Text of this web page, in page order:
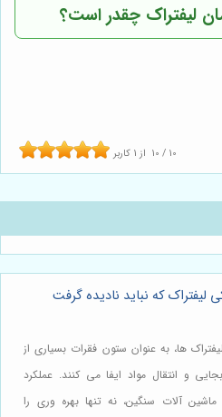
لیفتراک چقدر است؟
10 / 10 از 1 کاربر
لیفتراک که نباید نادیده گرفت
ها، به عنوان ستون فقرات بسیاری از
و انتقال مواد ایفا می کنند. عملکرد
آلات سنگین، نه تنها بهره وری را